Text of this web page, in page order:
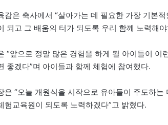
감은 축사에서 “살아가는 데 필요한 가장 기본
되고 그 배움의 터가 되도록 우리 함께 노력해
“앞으로 정말 많은 경험을 하게 될 아이들이
좋겠다”며 아이들과 함께 체험에 참여했다.
은 “오늘 개원식을 시작으로 유아들이 주도하
험교육원이 되도록 노력하겠다”고 밝혔다.